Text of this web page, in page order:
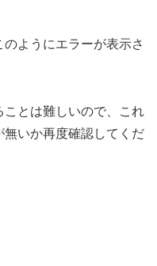
ようにエラーが表示さ
ことは難しいので、これ
無いか再度確認してくだ